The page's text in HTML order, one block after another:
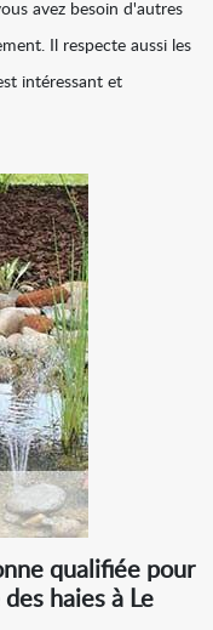
avez besoin d'autres
Il respecte aussi les
intéressant et
qualifiée pour
haies à Le